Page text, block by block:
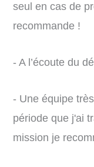
seul en cas de
recommande !
- A l’écoute du
- Une équipe
période que j'ai
mission je